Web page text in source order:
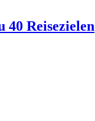
Reisezielen